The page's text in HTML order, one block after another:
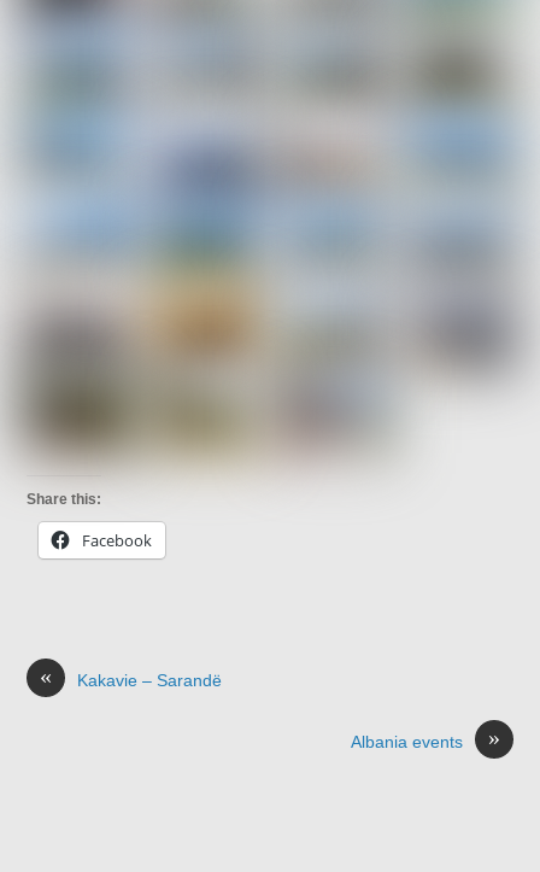
Share this:
Facebook
« Kakavie – Sarandë
»
Albania events